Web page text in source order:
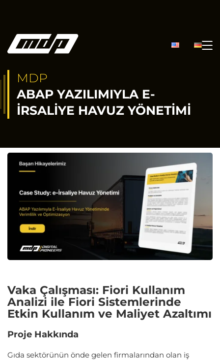
MDP
ABAP YAZILIMIYLA E-
İRSALIYE HAVUZ YÖNETIMI
Vaka Çalışması: Fiori Kullanım
Analizi ile Fiori Sistemlerinde
Etkin Kullanım ve Maliyet Azaltımı
Proje Hakkında
Gıda sektörünün önde gelen firmalarından olan iş